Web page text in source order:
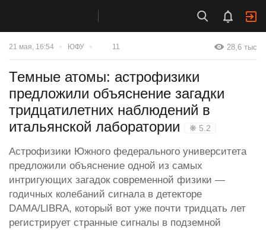
21 мая, 16:54 ЮФУ 11 28,6 тыс
Темные атомы: астрофизики
предложили объяснение загадки
тридцатилетних наблюдений в
итальянской лаборатории
❋ 5.2
Астрофизики Южного федерального университета
предложили объяснение одной из самых
интригующих загадок современной физики —
годичных колебаний сигнала в детекторе
DAMA/LIBRA, который вот уже почти тридцать лет
регистрирует странные сигналы в подземной